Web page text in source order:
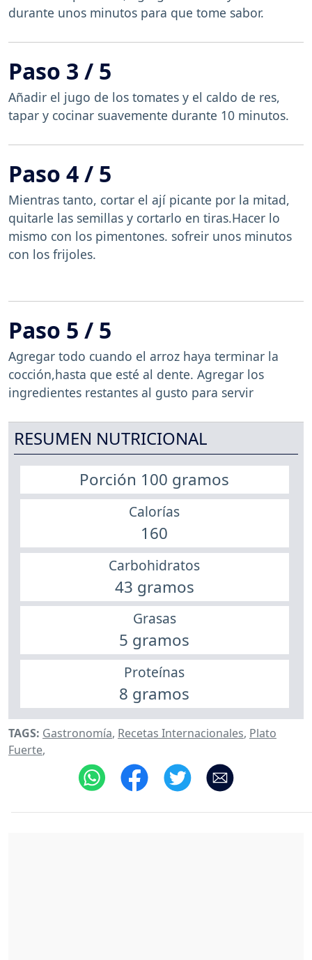
durante unos minutos para que tome sabor.
Paso 3 / 5
Añadir el jugo de los tomates y el caldo de res,
tapar y cocinar suavemente durante 10 minutos.
Paso 4 / 5
Mientras tanto, cortar el ají picante por la mitad,
quitarle las semillas y cortarlo en tiras.Hacer lo
mismo con los pimentones. sofreir unos minutos
con los frijoles.
Paso 5 / 5
Agregar todo cuando el arroz haya terminar la
cocción,hasta que esté al dente. Agregar los
ingredientes restantes al gusto para servir
RESUMEN NUTRICIONAL
Porción 100 gramos
Calorías
160
Carbohidratos
43 gramos
Grasas
5 gramos
Proteínas
8 gramos
TAGS: Gastronomía, Recetas Internacionales, Plato
Fuerte,